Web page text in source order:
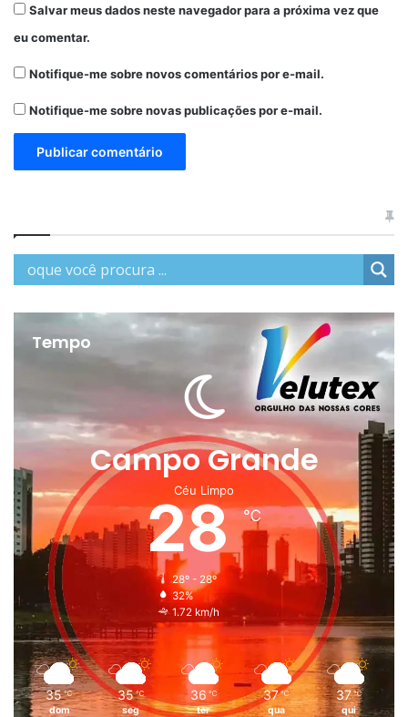
Salvar meus dados neste navegador para a próxima vez que
eu comentar.
Notifique-me sobre novos comentários por e-mail.
Notifique-me sobre novas publicações por e-mail.
Tempo
Campo Grande
Céu Limpo
28℃
28º - 28º
32%
1.72 km/h
35 ℃
dom
35 ℃
seg
36 ℃
ter
37 ℃
qua
37 ℃
qui